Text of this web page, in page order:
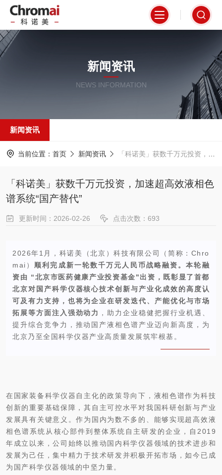
新闻资讯
NEWS INFORMATION
新闻资讯
当前位置： 首页 新闻资讯 「科诺美」获数千万元投资，加速超高效液相色谱系统“国产替代”
「科诺美」获数千万元投资，加速超高效液相色
谱系统“国产替代”
更新时间：2026-02-26 点击次数：693
2026年1月，科诺美（北京）科技有限公司（简称：Chro
mai） 顺利完成新一轮数千万元人民币战略融资。本轮融
资由 “北京市医药健康产业投资基金"出资，既彰显了首都
北京对国产科学仪器核心技术创新与产业化成效的高度认
可及有力支持，也将为企业在研发迭代、产能优化与市场
拓展等方面注入强劲动力 ，助力企业稳健把握行业机遇、
提升综合竞争力，推动国产液相色谱产业迈向新高度，为
北京乃至全国科学仪器产业高质量发展筑牢根基。
在国家装备科学仪器自主化的政策导向下，液相色谱作为科技
创新的重要基础保障，其自主可控水平对我国科研创新与产业
发展具有关键意义。作为国内为数不多的、能够实现超高效液
相色谱系统从核心部件到整体系统自主研发的企业，自2019
年成立以来，公司始终以推动国内科学仪器领域的技术进步和
发展为己任，集中精力于技术研发并积极开拓市场，如今已成
为国产科学仪器领域的中坚力量。